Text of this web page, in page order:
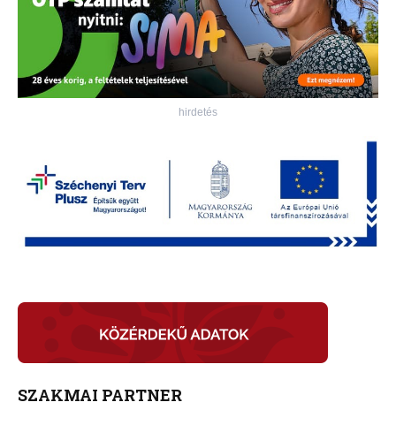
hirdetés
SZAKMAI PARTNER